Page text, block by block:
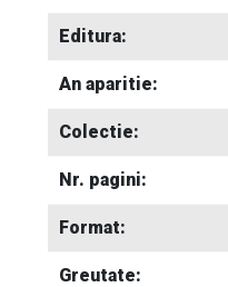
Editura:
An aparitie:
Colectie:
Nr. pagini:
Format:
Greutate: